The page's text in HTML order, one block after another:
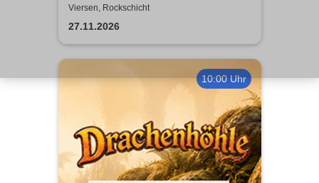
der Tod Tour 2026
Viersen, Rockschicht
27.11.2026
10:00 Uhr